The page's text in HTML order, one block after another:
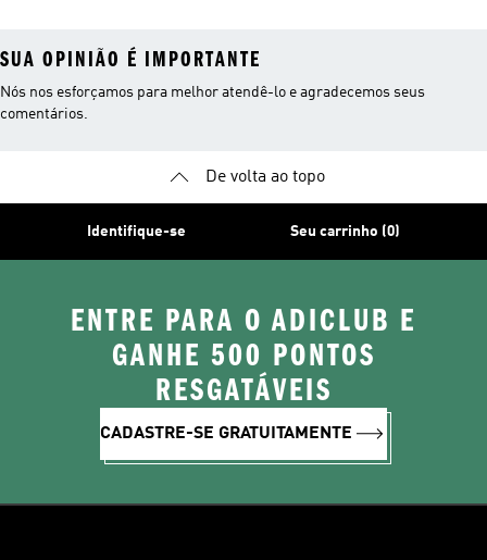
SUA OPINIÃO É IMPORTANTE
Nós nos esforçamos para melhor atendê-lo e agradecemos seus
comentários.
De volta ao topo
Identifique-se Seu carrinho (0)
ENTRE PARA O ADICLUB E
GANHE 500 PONTOS
RESGATÁVEIS
CADASTRE-SE GRATUITAMENTE